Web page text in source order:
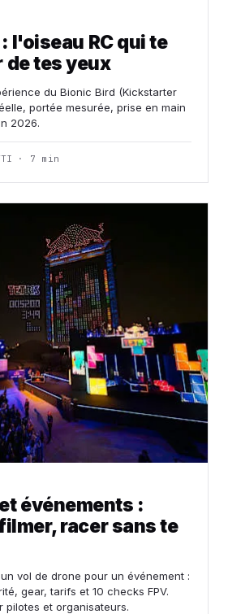
l'oiseau RC qui te
de tes yeux
du Bionic Bird (Kickstarter
portée mesurée, prise en main
2026.
· 7 min
événements :
racer sans te
vol de drone pour un événement :
gear, tarifs et 10 checks FPV.
pilotes et organisateurs.